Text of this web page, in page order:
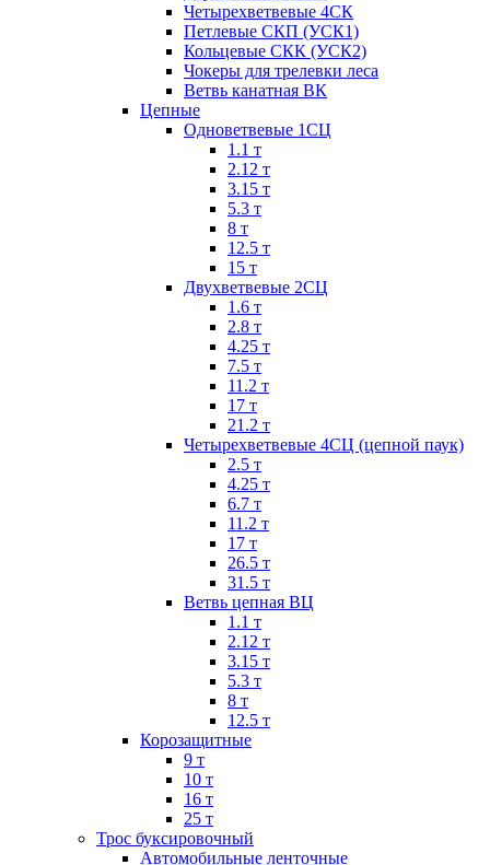
Четырехветвевые 4СК
Петлевые СКП (УСК1)
Кольцевые СКК (УСК2)
Чокеры для трелевки леса
Ветвь канатная ВК
Цепные
Одноветвевые 1СЦ
1.1 т
2.12 т
3.15 т
5.3 т
8 т
12.5 т
15 т
Двухветвевые 2СЦ
1.6 т
2.8 т
4.25 т
7.5 т
11.2 т
17 т
21.2 т
Четырехветвевые 4СЦ (цепной паук)
2.5 т
4.25 т
6.7 т
11.2 т
17 т
26.5 т
31.5 т
Ветвь цепная ВЦ
1.1 т
2.12 т
3.15 т
5.3 т
8 т
12.5 т
Корозащитные
9 т
10 т
16 т
25 т
Трос буксировочный
Автомобильные ленточные